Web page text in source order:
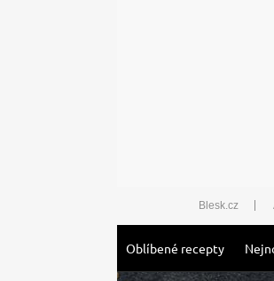
Blesk.cz
Oblíbené recepty